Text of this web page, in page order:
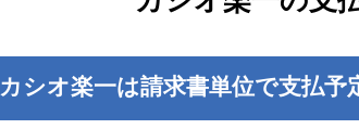
カシオ楽一は請求書単位で支払